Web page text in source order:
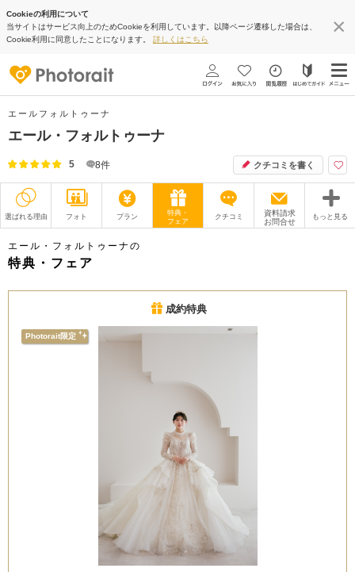
Cookieの利用について
当サイトはサービス向上のためCookieを利用しています。以降ページ遷移した場合は、
Cookie利用に同意したことになります。 詳しくはこちら
エールフォルトゥーナ
エール・フォルトゥーナ
5 8件 クチコミを書く
選ばれる理由 フォト プラン
特典・
フェア
クチコミ
資料請求
お問合せ
もっと見る
撮影レポート
アクセス/TEL
フォト＋会食
エール・フォルトゥーナの
特典・フェア
成約特典
Photorait限定